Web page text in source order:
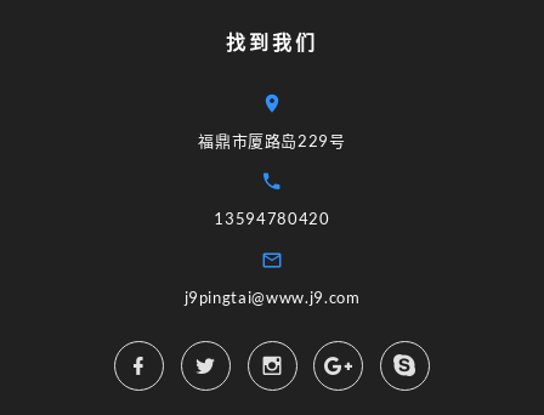
找到我们
福鼎市厦路岛229号
13594780420
j9pingtai@www.j9.com